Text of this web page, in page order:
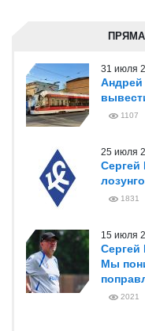
31 июля
1107
25 июля
Сергей
1831
15 июля
Мы
2021